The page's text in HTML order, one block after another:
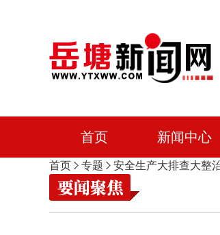
首页 新闻中心
首页 专题 安全生产大排查大整